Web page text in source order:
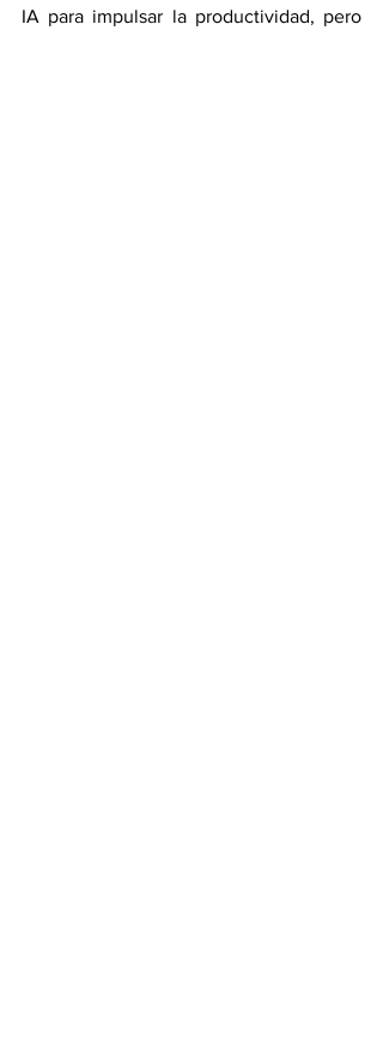
IA para impulsar la productividad, pero